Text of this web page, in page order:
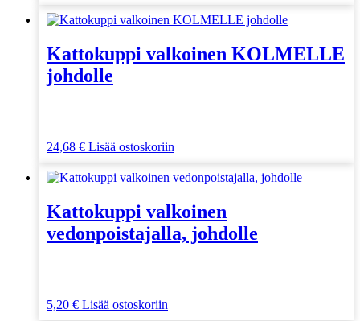
Kattokuppi valkoinen KOLMELLE
johdolle
24,68 € Lisää ostoskoriin
Kattokuppi valkoinen
vedonpoistajalla, johdolle
5,20 € Lisää ostoskoriin